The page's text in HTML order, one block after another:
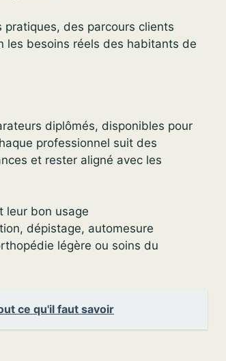
des parcours clients
les besoins réels des habitants de
diplômés, disponibles pour
professionnel suit des
et rester aligné avec les
leur bon usage
dépistage, automesure
légère ou soins du
ce qu'il faut savoir